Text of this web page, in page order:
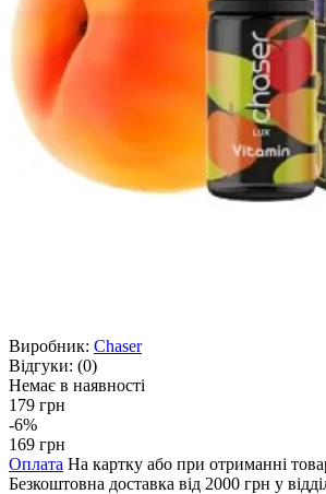
Виробник: Chaser
Відгуки: (0)
Немає в наявності
179 грн
-6%
169 грн
Оплата На картку або при отриманні
Безкоштовна доставка від 2000 грн у